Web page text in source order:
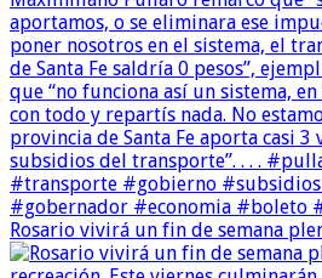
Rosario vivirá un fin de semana